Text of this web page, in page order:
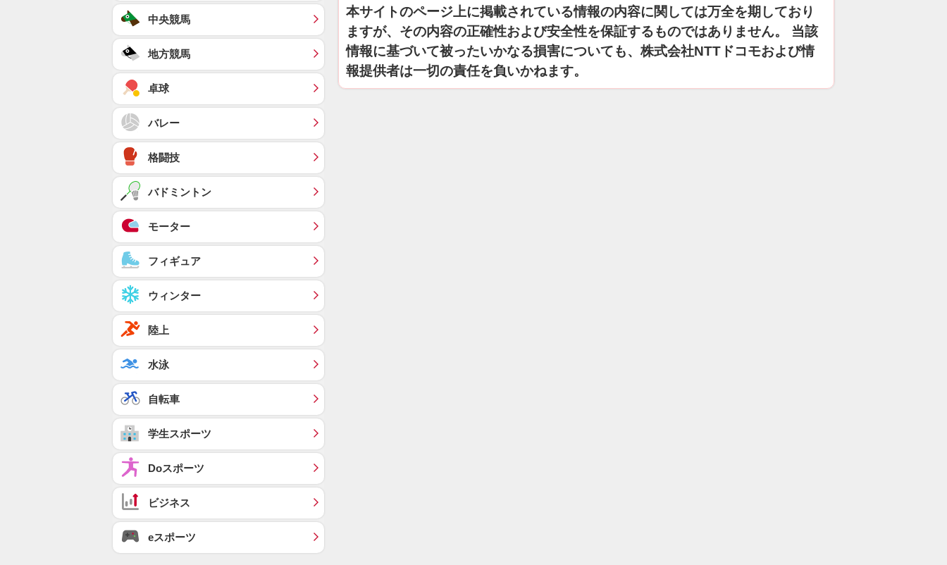
本サイトのページ上に掲載されている情報の内容に関しては万全を期しており
ますが、その内容の正確性および安全性を保証するものではありません。 当該
情報に基づいて被ったいかなる損害についても、株式会社NTTドコモおよび情
報提供者は一切の責任を負いかねます。
中央競馬
地方競馬
卓球
バレー
格闘技
バドミントン
モーター
フィギュア
ウィンター
陸上
水泳
自転車
学生スポーツ
Doスポーツ
ビジネス
eスポーツ